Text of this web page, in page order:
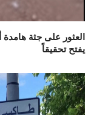
العثور على جثة
يفتح تحقيقاً